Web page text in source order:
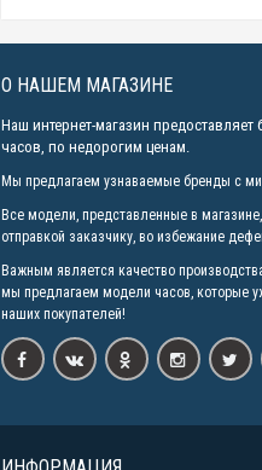
О НАШЕМ МАГАЗИНЕ
Наш интернет-магазин
часов, по недорогим ценам.
Мы предлагаем узнаваемые бренды с
Все модели, представленные в
отправкой заказчику, во избежание
Важным является качество
мы предлагаем модели часов, которые
наших покупателей!